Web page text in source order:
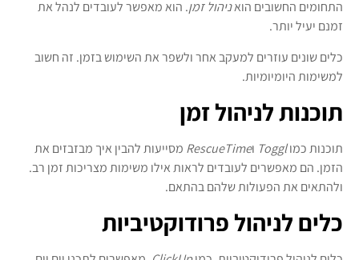
התחומים החשובים הואניהול זמן. הוא מאפשר לעובדים לנהל את
זמנם יעיל יותר.
כלים שונים עוזרים למעקב אחר ולשפר את השימוש בזמן. זה חשוב
למשימות היומיומיות.
תוכנות לניהול זמן
תוכנות כמוToggl וRescueTime מסייעות להבין איך מבזבזים את
הזמן. הם מאפשרים לעובדים לראות אילו משימות מצריכות זמן רב.
ולהתאים את הפעולות שלהם בהתאם.
כלים לניהול פרודוקטיביות